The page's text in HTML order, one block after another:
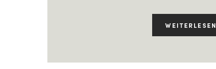
WEITERLESEN